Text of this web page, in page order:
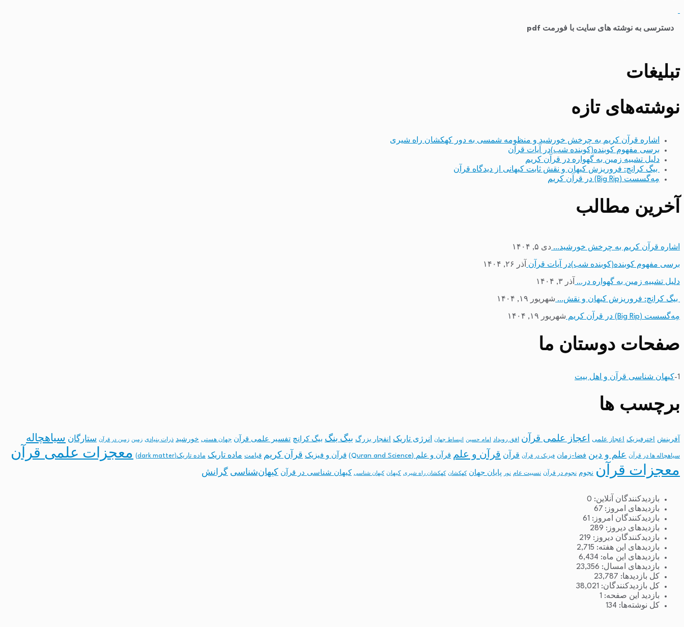
دسترسی به نوشته های سایت با فورمت pdf
تبلیغات
نوشته‌های تازه
اشاره قرآن کریم به چرخش خورشید و منظومه شمسی به دور کهکشان راه شیری
برسی مفهوم کوبنده(کوبنده شب)در آیات قرآن
دلیل تشبیه زمین به گهواره در قرآن کریم
بیگ کرانچ: فروریزش کیهان و نقش ثابت کیهانی از دیدگاه قرآن
مِه‌گسست (Big Rip) در قرآن کریم
آخرین مطالب
اشاره قرآن کریم به چرخش خورشید… دی ۵, ۱۴۰۴
برسی مفهوم کوبنده(کوبنده شب)در آیات قرآن آذر ۲۶, ۱۴۰۴
دلیل تشبیه زمین به گهواره در… آذر ۳, ۱۴۰۴
بیگ کرانچ: فروریزش کیهان و نقش… شهریور ۱۹, ۱۴۰۴
مِه‌گسست (Big Rip) در قرآن کریم شهریور ۱۹, ۱۴۰۴
صفحات دوستان ما
1- کیهان شناسی قرآن و اهل بیت
برچسب ها
آفرینش اخترفیزیک اعجاز علمی اعجاز علمی قرآن افق رویداد امام حسین انبساط جهان انرژی تاریک انفجار بزرگ بیگ بنگ بیگ کرانچ تفسیر علمی قرآن جهان هستی خورشید ذرات بنیادی زمین زمین در قرآن ستارگان سیاهچاله
سیاهچاله ها در قرآن علم و دین فضا-زمان فیزیک در قرآن قرآن قرآن و علم قرآن و علم (Quran and Science) قرآن و فیزیک قرآن کریم قیامت ماده تاریک ماده تاریک(dark matter) معجزات علمی قرآن
معجزات قرآن نجوم نجوم در قرآن نسبیت عام نور پایان جهان کهکشان کهکشان راه شیری کیهان کیهان شناسی کیهان شناسی در قرآن کیهان‌شناسی گرانش
بازدیدکنندگان آنلاین: 0
بازدیدهای امروز: 67
بازدیدکنندگان امروز: 61
بازدیدهای دیروز: 289
بازدیدکنندگان دیروز: 219
بازدیدهای این هفته: 2,715
بازدیدهای این ماه: 6,434
بازدیدهای امسال: 23,356
کل بازدیدها: 23,787
کل بازدیدکنند‌گان: 38,021
بازدید این صفحه: 1
کل نوشته‌ها: 134